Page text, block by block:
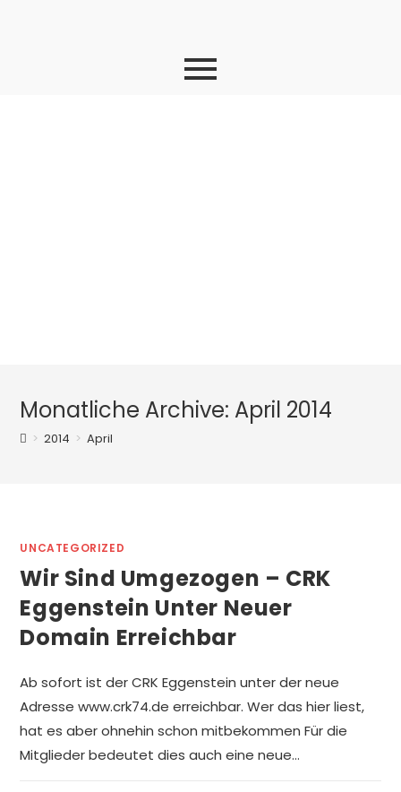
Monatliche Archive: April 2014
> 2014 > April
UNCATEGORIZED
Wir Sind Umgezogen – CRK
Eggenstein Unter Neuer
Domain Erreichbar
Ab sofort ist der CRK Eggenstein unter der neue
Adresse www.crk74.de erreichbar. Wer das hier liest,
hat es aber ohnehin schon mitbekommen Für die
Mitglieder bedeutet dies auch eine neue…